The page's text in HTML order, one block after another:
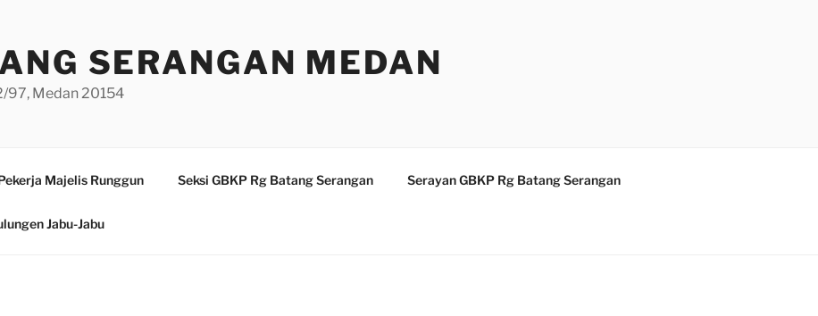
SERANGAN MEDAN
97, Medan 20154
Majelis Runggun Seksi GBKP Rg Batang Serangan Serayan GBKP Rg Batang Serangan
Jabu-Jabu